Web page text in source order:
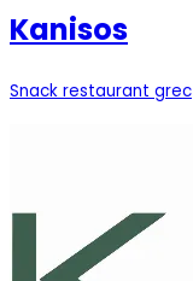
Kanisos
Snack restaurant grec